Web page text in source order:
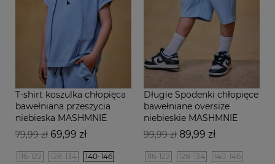
T-shirt koszulka chłopięca
bawełniana przeszycia
niebieska MASHMNIE
Cena
79,99 zł Cena
69,99 zł
116-122 128-134
140-146
Długie Spodenki chłopięce
bawełniane oversize
niebieskie MASHMNIE
Cena
99,99 zł Cena
89,99 zł
116-122 128-134
140-146